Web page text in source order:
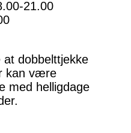
21.00
at dobbelttjekke
kan være
med helligdage